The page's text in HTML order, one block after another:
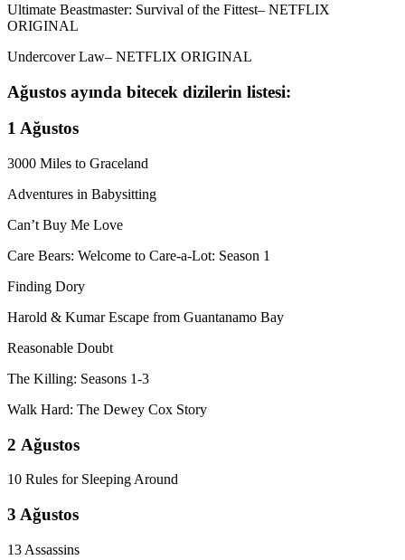
Ultimate Beastmaster: Survival of the Fittest– NETFLIX
ORIGINAL
Undercover Law– NETFLIX ORIGINAL
Ağustos ayında bitecek dizilerin listesi:
1 Ağustos
3000 Miles to Graceland
Adventures in Babysitting
Can’t Buy Me Love
Care Bears: Welcome to Care-a-Lot: Season 1
Finding Dory
Harold & Kumar Escape from Guantanamo Bay
Reasonable Doubt
The Killing: Seasons 1-3
Walk Hard: The Dewey Cox Story
2 Ağustos
10 Rules for Sleeping Around
3 Ağustos
13 Assassins